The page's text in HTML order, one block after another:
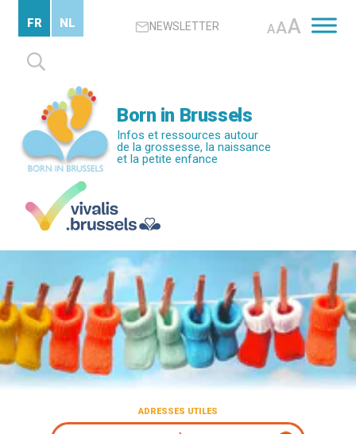
contenu
principal
NEWSLETTER AAA
Rechercher :
FR NL
Born in Brussels
Infos et ressources autour
de la grossesse, la naissance
et la petite enfance
ADRESSES UTILES